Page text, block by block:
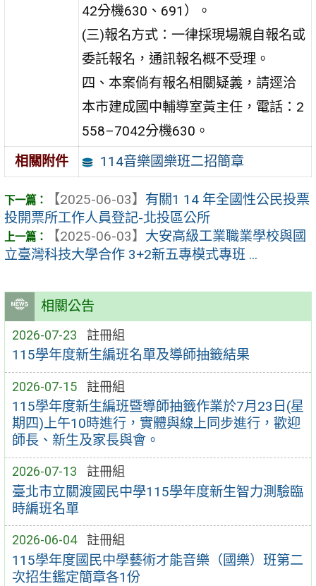
相關公告
2026-07-23 註冊組
115學年度新生編班名單及導師抽籤結果
2026-07-15 註冊組
115學年度新生編班暨導師抽籤作業於7月23日(星
期四)上午10時進行，實體與線上同步進行，歡迎
師長、新生及家長與會。
2026-07-13 註冊組
臺北市立關渡國民中學115學年度新生智力測驗臨
時編班名單
2026-06-04 註冊組
115學年度國民中學藝術才能音樂（國樂）班第二
次招生鑑定簡章各1份
42分機630、691）。
(三)報名方式：一律採現場親自報名或
委託報名，通訊報名概不受理。
四、本案倘有報名相關疑義，請逕洽
本市建成國中輔導室黃主任，電話：2
558–7042分機630。
相關附件
114音樂國樂班二招簡章
【2025-06-03】 有關1 14 年全國性公民投票
投開票所工作人員登記-北投區公所
【2025-06-03】 大安高級工業職業學校與國
立臺灣科技大學合作 3+2新五專模式專班 ...